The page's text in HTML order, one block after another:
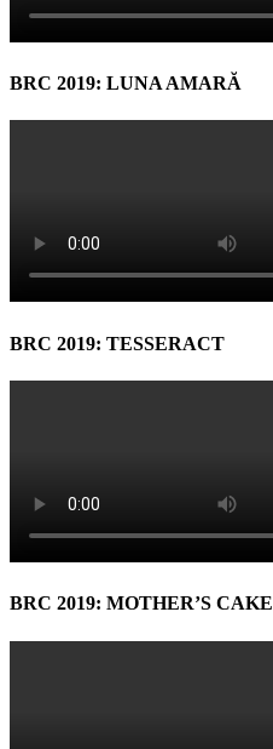
BRC 2019: LUNA AMARĂ
BRC 2019: TESSERACT
BRC 2019: MOTHER’S CAKE